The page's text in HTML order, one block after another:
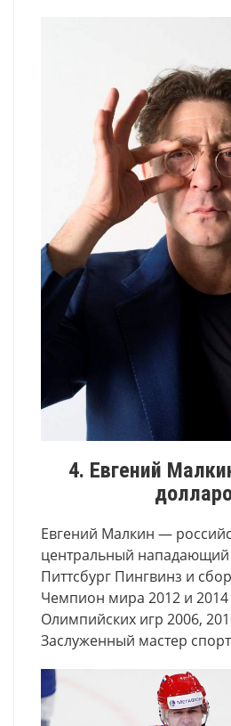
4. Евгений
Евгений Малкин —
центральный нападающий
Питтсбург Пингвинз и
Чемпион мира 2012 и 2014
Олимпийских игр 2006,
Заслуженный мастер